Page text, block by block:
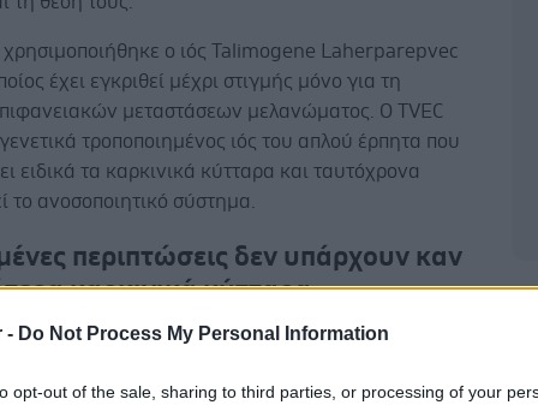
- Do Not Process My Personal Information
opt-out of the sale, sharing to third parties, or processing of your
χρησιμοποιήθηκε ο ιός Talimogene Laherparepvec
έχει εγκριθεί μέχρι στιγμής μόνο για τη
μεταστάσεων μελανώματος. Ο TVEC
τροποποιημένος ιός του απλού έρπητα που
ειδικά τα καρκινικά κύτταρα και ταυτόχρονα
το ανοσοποιητικό σύστημα.
περιπτώσεις δεν υπάρχουν καν
καρκινικά κύτταρα
μελέτης ήταν να μειωθεί το μέγεθος του όγκου πριν
από λειτουργικούς ή αισθητικούς περιορισμούς μετά